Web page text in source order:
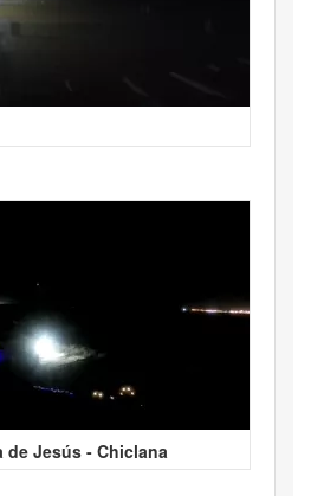
de Jesús - Chiclana